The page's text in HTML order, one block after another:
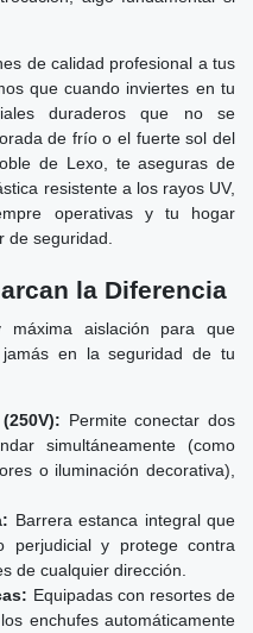
de calidad profesional a tus
que cuando inviertes en tu
duraderos que no se
de frío o el fuerte sol del
de Lexo, te aseguras de
resistente a los rayos UV,
operativas y tu hogar
de seguridad.
la Diferencia
máxima aislación para que
en la seguridad de tu
Permite conectar dos
simultáneamente (como
o iluminación decorativa),
Barrera estanca integral que
perjudicial y protege contra
de cualquier dirección.
Equipadas con resortes de
enchufes automáticamente